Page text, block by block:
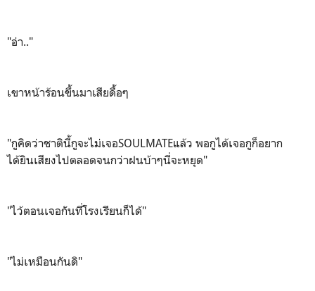
"อ่า.."
เขาหน้าร้อนขึ้นมาเสียดื้อๆ
"กูคิดว่าชาตินี้กูจะไม่เจอSOULMATEแล้ว พอกูได้เจอกูก็อยาก
ได้ยินเสียงไปตลอดจนกว่าฝนบ้าๆนี่จะหยุด"
"ไว้ตอนเจอกันที่โรงเรียนก็ได้"
"ไม่เหมือนกันดิ"